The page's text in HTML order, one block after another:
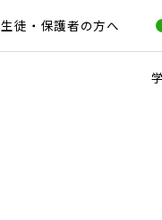
生徒・保護者の方へ